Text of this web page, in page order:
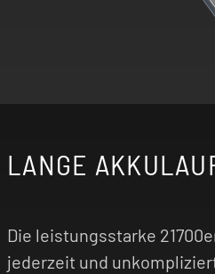
LANGE
Die leistungsstarke
jederzeit und